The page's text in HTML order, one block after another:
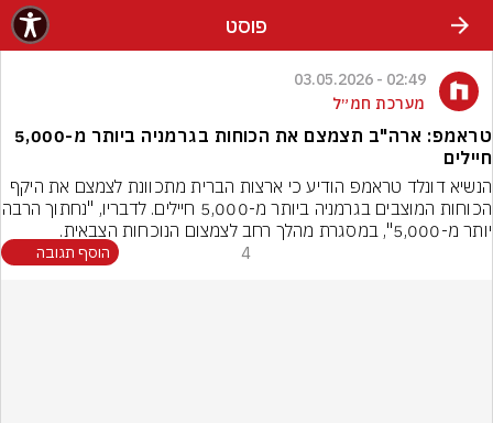
פוסט
02:49 - 03.05.2026
מערכת חמ״ל
טראמפ: ארה"ב תצמצם את הכוחות בגרמניה ביותר מ-5,000
חיילים
יותר מ-5,000", במסגרת מהלך רחב לצמצום הנוכחות הצבאית.
4 הוסף תגובה